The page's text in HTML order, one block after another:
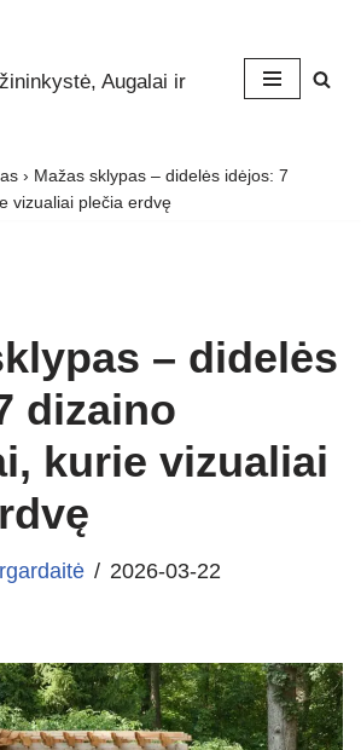
Augalai ir
› Mažas sklypas – didelės idėjos: 7
vizualiai plečia erdvę
– didelės
dizaino
kurie vizualiai
2026-03-22